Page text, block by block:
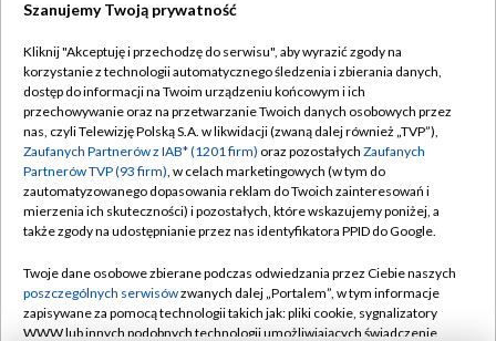
TVP
Abonament TVP
Emisja w TVP
Centrum informacji TVP
Naziemna Telewizja Cyfrowa
Rada Programowa
System NOS
Regulamin TVP
Polityka prywatności
Moje zgody
Pomoc
Kontakt
Szanujemy Twoją prywatność
Kliknij "Akceptuję i przechodzę do serwisu", aby wyrazić zgody na
korzystanie z technologii automatycznego śledzenia i zbierania danych,
dostęp do informacji na Twoim urządzeniu końcowym i ich
przechowywanie oraz na przetwarzanie Twoich danych osobowych przez
nas, czyli Telewizję Polską S.A. w likwidacji (zwaną dalej również „TVP”),
Zaufanych Partnerów z IAB* (1201 firm) oraz pozostałych Zaufanych
Partnerów TVP (93 firm), w celach marketingowych (w tym do
zautomatyzowanego dopasowania reklam do Twoich zainteresowań i
mierzenia ich skuteczności) i pozostałych, które wskazujemy poniżej, a
także zgody na udostępnianie przez nas identyfikatora PPID do Google.
Twoje dane osobowe zbierane podczas odwiedzania przez Ciebie naszych
poszczególnych serwisówzwanych dalej „Portalem”, w tym informacje
zapisywane za pomocą technologii takich jak: pliki cookie, sygnalizatory
WWW lub innych podobnych technologii umożliwiających świadczenie